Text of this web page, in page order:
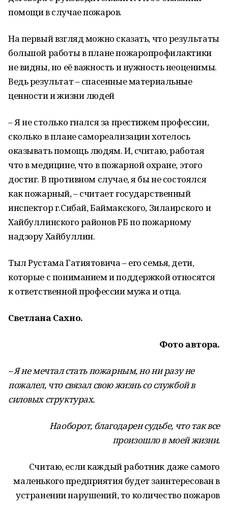
помощи в случае пожаров.
На первый взгляд можно сказать, что результаты
большой работы в плане пожаропрофилактики
не видны, но её важность и нужность неоценимы.
Ведь результат – спасенные материальные
ценности и жизни людей
– Я не столько гнался за престижем профессии,
сколько в плане самореализации хотелось
оказывать помощь людям. И, считаю, работая
что в медицине, что в пожарной охране, этого
достиг. В противном случае, я бы не состоялся
как пожарный, – считает государственный
инспектор г.Сибай, Баймакского, Зилаирского и
Хайбуллинского районов РБ по пожарному
надзору Хайбуллин.
Тыл Рустама Гатиятовича – его семья, дети,
которые с пониманием и поддержкой относятся
к ответственной профессии мужа и отца.
Светлана Сахно.
Фото автора.
– Я не мечтал стать пожарным, но ни разу не
пожалел, что связал свою жизнь со службой в
силовых структурах.
Наоборот, благодарен судьбе, что так все
произошло в моей жизни.
Считаю, если каждый работник даже самого
маленького предприятия будет заинтересован в
устранении нарушений, то количество пожаров